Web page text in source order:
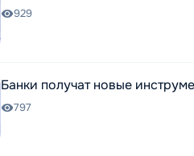
929
Банки получат новые
797